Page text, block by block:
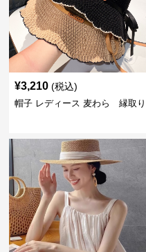
¥3,210 (税込)
帽子 レディース 麦わら 縁取り